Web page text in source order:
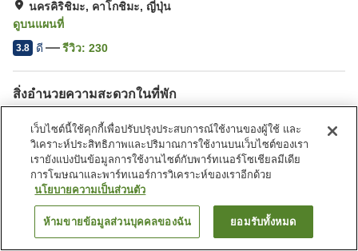
นครคิริชิมะ, คาโกชิมะ, ญี่ปุ่น
ดูบนแผนที่
3.8 ดี รีวิว: 230
สิ่งอำนวยความสะดวกในที่พัก
ซาวน่า
สปา/บิวตี้ซาลอน
หน้าแรก ญี่ปุ่น คาโกชิมะ
นครคิริชิมะ
Kirishima Onsen Hotel Kirishima Castle
ค้นหาห้องพัก
เว็บไซต์นี้ใช้คุกกี้เพื่อปรับปรุงประสบการณ์ใช้งานของผู้ใช้ และ
วิเคราะห์ประสิทธิภาพและปริมาณการใช้งานบนเว็บไซต์ของเรา
เรายังแบ่งปันข้อมูลการใช้งานไซต์กับพาร์ทเนอร์โซเชียลมีเดีย
การโฆษณาและพาร์ทเนอร์การวิเคราะห์ของเราอีกด้วย
นโยบายความเป็นส่วนตัว
ห้ามขายข้อมูลส่วนบุคคลของฉัน ยอมรับทั้งหมด